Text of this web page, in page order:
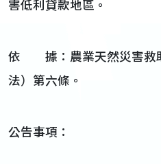
害低利貸款地區。
依 據：農業天然災害救
法）第六條。
公告事項：